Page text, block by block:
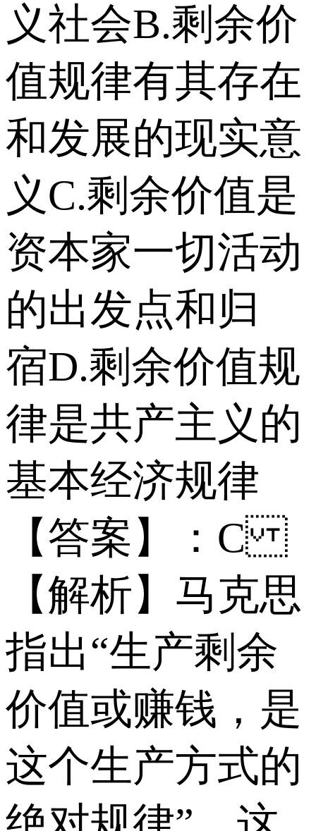
义社会 B.剩余价
值规律有其存在
和发展的现实意
义 C.剩余价值是
资本家一切活动
的出发点和归
宿 D.剩余价值规
律是共产主义的
基本经济规律
【答案】：C
【解析】马克思
指出“生产剩余
价值或赚钱，是
这个生产方式的